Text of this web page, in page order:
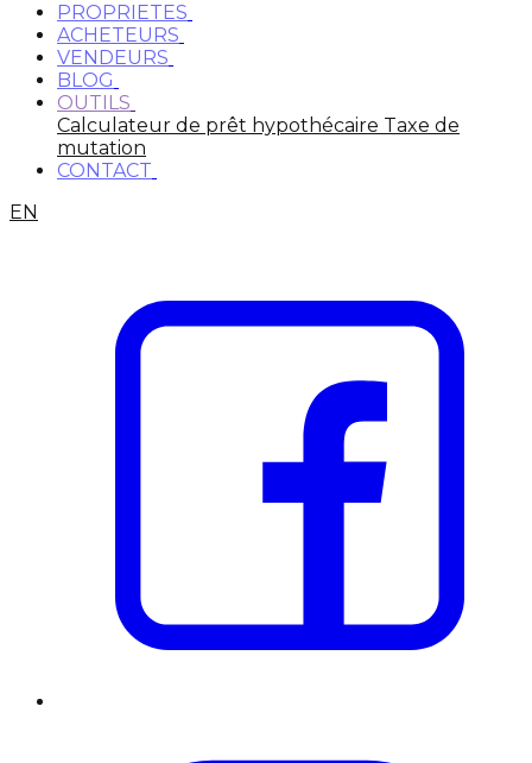
PROPRIETES
ACHETEURS
VENDEURS
BLOG
OUTILS
Calculateur de prêt hypothécaire Taxe de
mutation
CONTACT
EN